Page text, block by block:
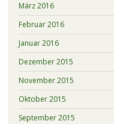
März 2016
Februar 2016
Januar 2016
Dezember 2015
November 2015
Oktober 2015
September 2015